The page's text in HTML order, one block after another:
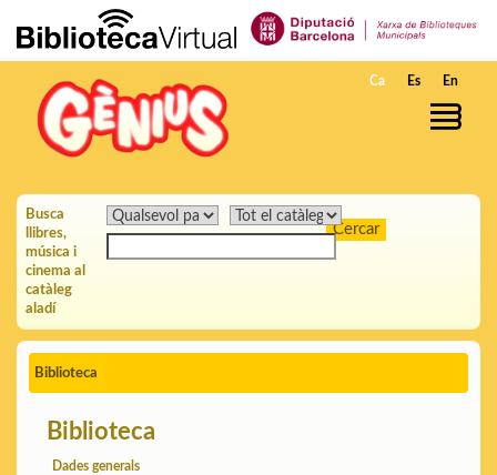
Salta al contingut principal
Ca Es En
Busca
llibres,
música i
cinema al
catàleg
aladí
Biblioteca
Biblioteca
Dades generals